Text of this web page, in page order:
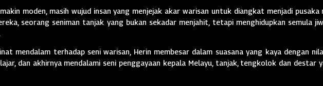
moden, masih wujud insan yang menjejak akar warisan untuk diangkat menjadi pusaka
seorang seniman tanjak yang bukan sekadar menjahit, tetapi menghidupkan semula
mendalam terhadap seni warisan, Herin membesar dalam suasana yang kaya dengan
dan akhirnya mendalami seni penggayaan kepala Melayu, tanjak, tengkolok dan destar